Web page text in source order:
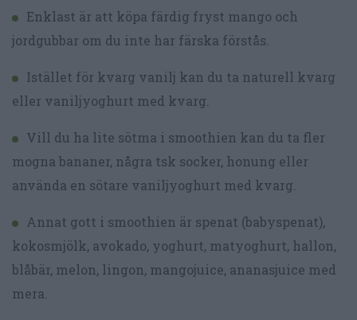
Enklast är att köpa färdig fryst mango och
jordgubbar om du inte har färska förstås.
Istället för kvarg vanilj kan du ta naturell kvarg
eller vaniljyoghurt med kvarg.
Vill du ha lite sötma i smoothien kan du ta fler
mogna bananer, några tsk socker, honung eller
använda en sötare vaniljyoghurt med kvarg.
Annat gott i smoothien är spenat (babyspenat),
kokosmjölk, avokado, yoghurt, matyoghurt, hallon,
blåbär, melon, lingon, mangojuice, ananasjuice med
mera.